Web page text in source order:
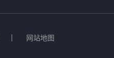
网站地图